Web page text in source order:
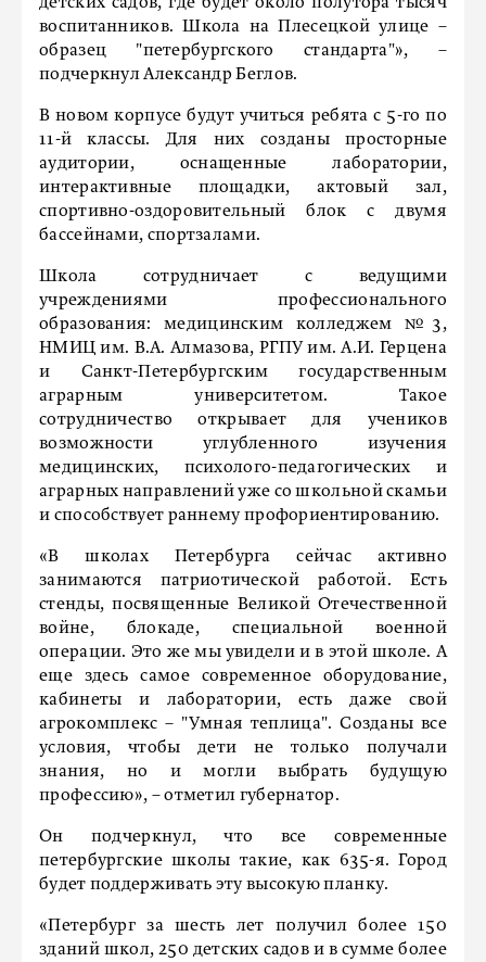
воспитанников. Школа на Плесецкой улице –
образец "петербургского стандарта"», –
подчеркнул Александр Беглов.
В новом корпусе будут учиться ребята с 5-го по
11-й классы. Для них созданы просторные
аудитории, оснащенные лаборатории,
интерактивные площадки, актовый зал,
спортивно-оздоровительный блок с двумя
бассейнами, спортзалами.
Школа сотрудничает с ведущими
учреждениями профессионального
образования: медицинским колледжем №3,
НМИЦ им. В.А. Алмазова, РГПУ им. А.И. Герцена
и Санкт-Петербургским государственным
аграрным университетом. Такое
сотрудничество открывает для учеников
возможности углубленного изучения
медицинских, психолого-педагогических и
аграрных направлений уже со школьной скамьи
и способствует раннему профориентированию.
«В школах Петербурга сейчас активно
занимаются патриотической работой. Есть
стенды, посвященные Великой Отечественной
войне, блокаде, специальной военной
операции. Это же мы увидели и в этой школе. А
еще здесь самое современное оборудование,
кабинеты и лаборатории, есть даже свой
агрокомплекс – "Умная теплица". Созданы все
условия, чтобы дети не только получали
знания, но и могли выбрать будущую
профессию», – отметил губернатор.
Он подчеркнул, что все современные
петербургские школы такие, как 635-я. Город
будет поддерживать эту высокую планку.
«Петербург за шесть лет получил более 150
зданий школ, 250 детских садов и в сумме более